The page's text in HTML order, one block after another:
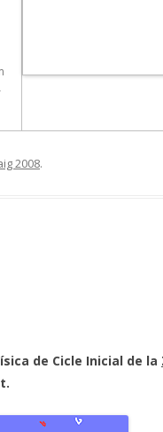
2008.
de Cicle Inicial de la